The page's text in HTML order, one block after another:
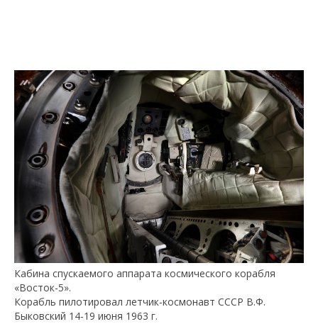
Кабина спускаемого аппарата космического корабля
«Восток-5».
Корабль пилотировал летчик-космонавт СССР В.Ф.
Быковский 14-19 июня 1963 г.